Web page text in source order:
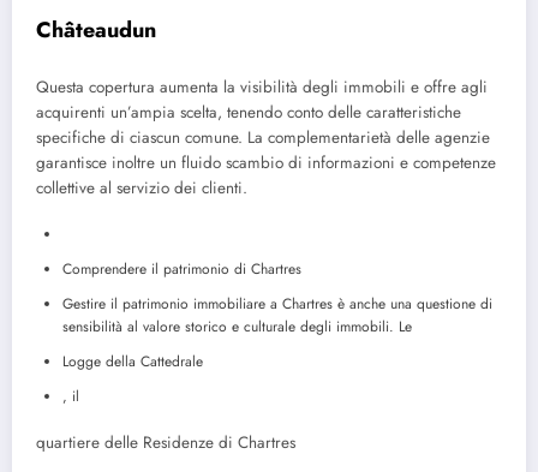
Châteaudun
Questa copertura aumenta la visibilità degli immobili e offre agli
acquirenti un’ampia scelta, tenendo conto delle caratteristiche
specifiche di ciascun comune. La complementarietà delle agenzie
garantisce inoltre un fluido scambio di informazioni e competenze
collettive al servizio dei clienti.
Comprendere il patrimonio di Chartres
Gestire il patrimonio immobiliare a Chartres è anche una questione di
sensibilità al valore storico e culturale degli immobili. Le
Logge della Cattedrale
, il
quartiere delle Residenze di Chartres